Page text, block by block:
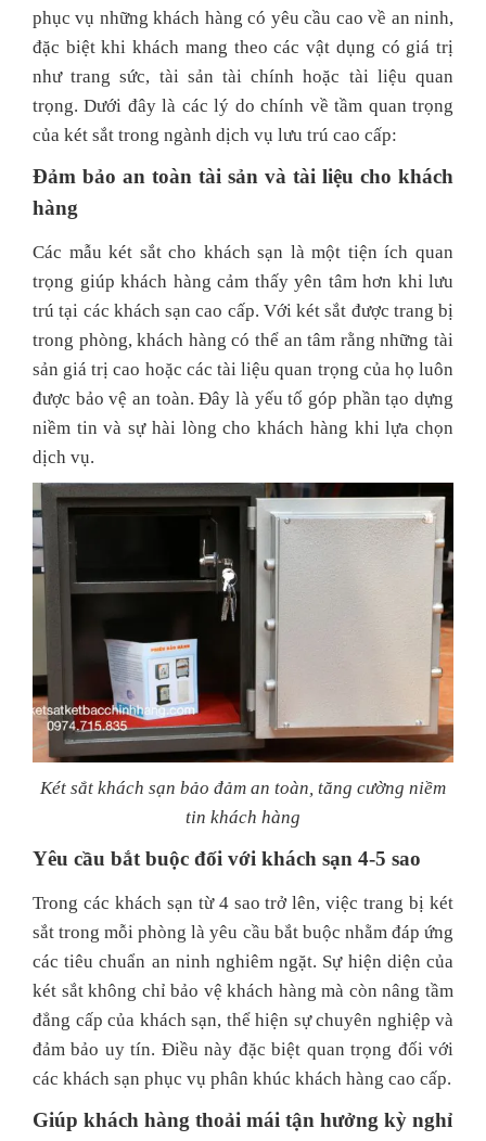
phục vụ những khách hàng có yêu cầu cao về an ninh,
đặc biệt khi khách mang theo các vật dụng có giá trị
như trang sức, tài sản tài chính hoặc tài liệu quan
trọng. Dưới đây là các lý do chính về tầm quan trọng
của két sắt trong ngành dịch vụ lưu trú cao cấp:
Đảm bảo an toàn tài sản và tài liệu cho khách
hàng
Các mẫu két sắt cho khách sạn là một tiện ích quan
trọng giúp khách hàng cảm thấy yên tâm hơn khi lưu
trú tại các khách sạn cao cấp. Với két sắt được trang bị
trong phòng, khách hàng có thể an tâm rằng những tài
sản giá trị cao hoặc các tài liệu quan trọng của họ luôn
được bảo vệ an toàn. Đây là yếu tố góp phần tạo dựng
niềm tin và sự hài lòng cho khách hàng khi lựa chọn
dịch vụ.
Két sắt khách sạn bảo đảm an toàn, tăng cường niềm
tin khách hàng
Yêu cầu bắt buộc đối với khách sạn 4-5 sao
Trong các khách sạn từ 4 sao trở lên, việc trang bị két
sắt trong mỗi phòng là yêu cầu bắt buộc nhằm đáp ứng
các tiêu chuẩn an ninh nghiêm ngặt. Sự hiện diện của
két sắt không chỉ bảo vệ khách hàng mà còn nâng tầm
đẳng cấp của khách sạn, thể hiện sự chuyên nghiệp và
đảm bảo uy tín. Điều này đặc biệt quan trọng đối với
các khách sạn phục vụ phân khúc khách hàng cao cấp.
Giúp khách hàng thoải mái tận hưởng kỳ nghỉ